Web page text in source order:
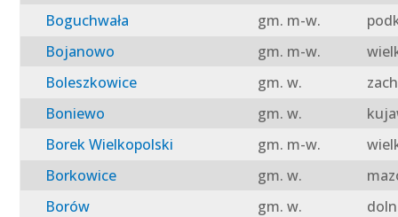
Boguchwała
gm. m-w.
Bojanowo
gm. m-w.
Boleszkowice
gm. w.
Boniewo
gm. w.
Borek Wielkopolski
gm. m-w.
Borkowice
gm. w.
Borów
gm. w.